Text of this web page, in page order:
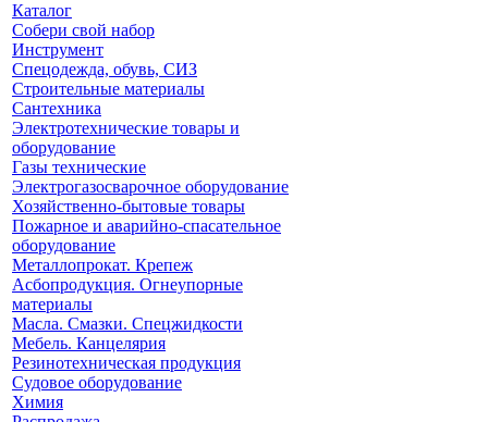
Каталог
Собери свой набор
Инструмент
Спецодежда, обувь, СИЗ
Строительные материалы
Сантехника
Электротехнические товары и
оборудование
Газы технические
Электрогазосварочное оборудование
Хозяйственно-бытовые товары
Пожарное и аварийно-спасательное
оборудование
Металлопрокат. Крепеж
Асбопродукция. Огнеупорные
материалы
Масла. Смазки. Спецжидкости
Мебель. Канцелярия
Резинотехническая продукция
Судовое оборудование
Химия